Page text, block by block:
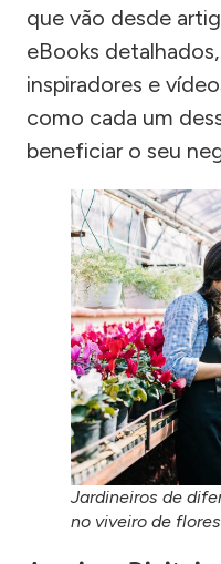
que vão desde
eBooks
inspiradores e
como cada um
beneficiar o seu
Jardineiros de
no viveiro de